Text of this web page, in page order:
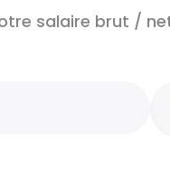
salaire brut /